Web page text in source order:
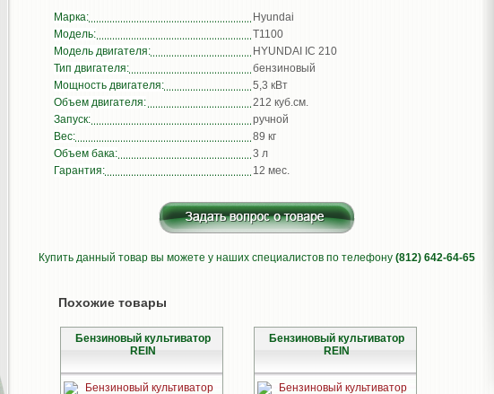
Марка:
Hyundai
Модель:
T1100
Модель двигателя:
HYUNDAI IC 210
Тип двигателя:
бензиновый
Мощность двигателя:
5,3 кВт
Объем двигателя:
212 куб.см.
Запуск:
ручной
Вес:
89 кг
Объем бака:
3 л
Гарантия:
12 мес.
Купить данный товар вы можете у наших специалистов по телефону (812) 642-64-65
Похожие товары
Бензиновый культиватор
REIN
Бензиновый культиватор
REIN